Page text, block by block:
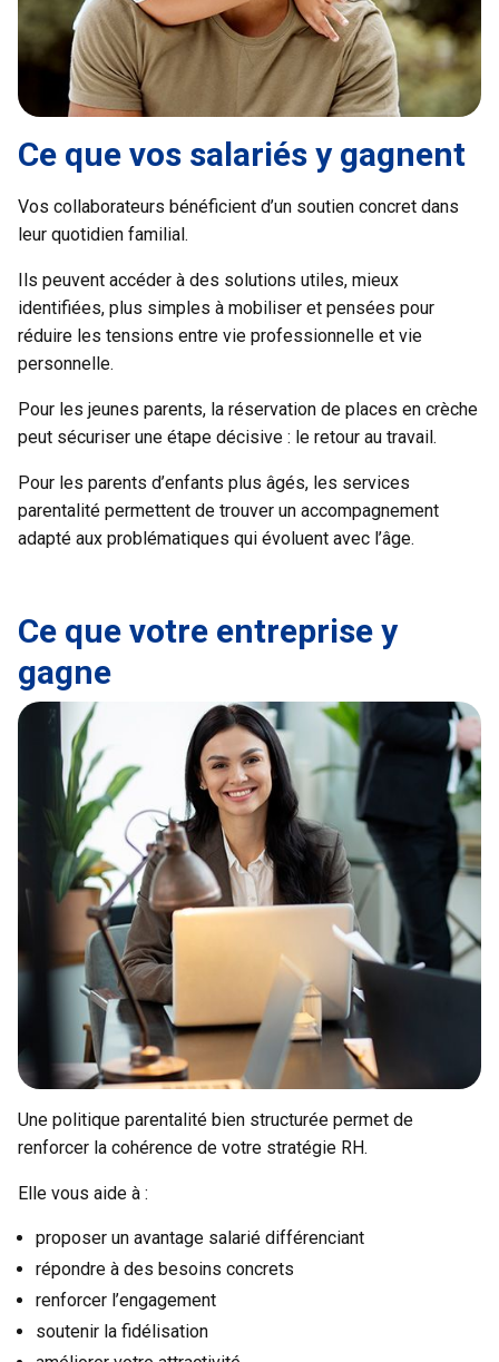
Ce que vos salariés y gagnent
Vos collaborateurs bénéficient d’un soutien concret dans
leur quotidien familial.
Ils peuvent accéder à des solutions utiles, mieux
identifiées, plus simples à mobiliser et pensées pour
réduire les tensions entre vie professionnelle et vie
personnelle.
Pour les jeunes parents, la réservation de places en crèche
peut sécuriser une étape décisive : le retour au travail.
Pour les parents d’enfants plus âgés, les services
parentalité permettent de trouver un accompagnement
adapté aux problématiques qui évoluent avec l’âge.
Ce que votre entreprise y
gagne
Une politique parentalité bien structurée permet de
renforcer la cohérence de votre stratégie RH.
Elle vous aide à :
proposer un avantage salarié différenciant
répondre à des besoins concrets
renforcer l’engagement
soutenir la fidélisation